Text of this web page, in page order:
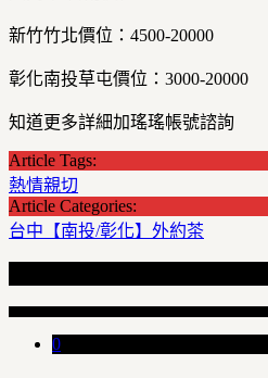
新竹竹北價位：4500-20000
彰化南投草屯價位：3000-20000
知道更多詳細加瑤瑤帳號諮詢
Article Tags:
熱情親切
Article Categories:
台中【南投/彰化】外約茶
0